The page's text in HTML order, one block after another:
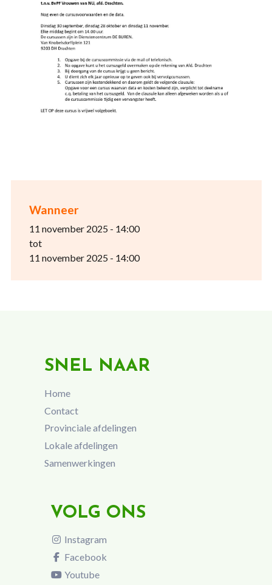
Wanneer
11 november 2025 - 14:00
tot
11 november 2025 - 14:00
SNEL NAAR
Home
Contact
Provinciale afdelingen
Lokale afdelingen
Samenwerkingen
VOLG ONS
Instagram
Facebook
Youtube